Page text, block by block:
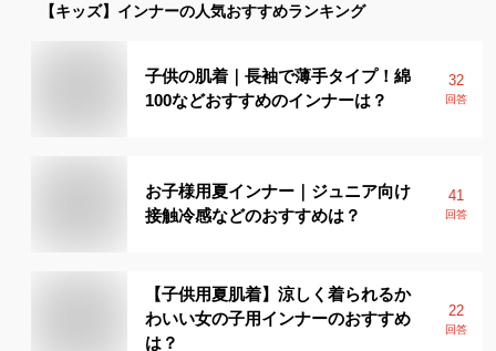
【キッズ】 インナーの人気おすすめランキング
子供の肌着｜長袖で薄手タイプ！綿
100などおすすめのインナーは？
32
回答
お子様用夏インナー｜ジュニア向け
接触冷感などのおすすめは？
41
回答
【子供用夏肌着】涼しく着られるか
わいい女の子用インナーのおすすめ
は？
22
回答